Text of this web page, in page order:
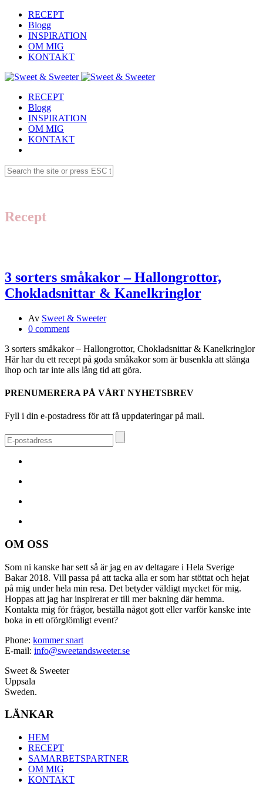
RECEPT
Blogg
INSPIRATION
OM MIG
KONTAKT
RECEPT
Blogg
INSPIRATION
OM MIG
KONTAKT
Recept
3 sorters småkakor – Hallongrottor,
Chokladsnittar & Kanelkringlor
Av Sweet & Sweeter
0 comment
3 sorters småkakor – Hallongrottor, Chokladsnittar & Kanelkringlor
Här har du ett recept på goda småkakor som är busenkla att slänga
ihop och tar inte alls lång tid att göra.
PRENUMERERA PÅ VÅRT NYHETSBREV
Fyll i din e-postadress för att få uppdateringar på mail.
OM OSS
Som ni kanske har sett så är jag en av deltagare i Hela Sverige
Bakar 2018. Vill passa på att tacka alla er som har stöttat och hejat
på mig under hela min resa. Det betyder väldigt mycket för mig.
Hoppas att jag har inspirerat er till mer bakning där hemma.
Kontakta mig för frågor, beställa något gott eller varför kanske inte
boka in ett oförglömligt event?
Phone: kommer snart
E-mail: info@sweetandsweeter.se
Sweet & Sweeter
Uppsala
Sweden.
LÄNKAR
HEM
RECEPT
SAMARBETSPARTNER
OM MIG
KONTAKT